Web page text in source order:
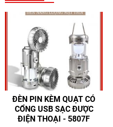
ĐÈN PIN KÈM QUẠT CÓ
CỔNG USB SẠC ĐƯỢC
ĐIỆN THOẠI - 5807F